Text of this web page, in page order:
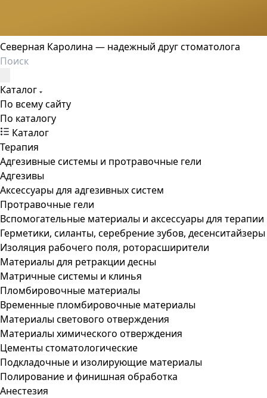
Северная Каролина — надежный друг стоматолога
Каталог
По всему сайту
По каталогу
Каталог
Терапия
Адгезивные системы и протравочные гели
Адгезивы
Аксессуары для адгезивных систем
Протравочные гели
Вспомогательные материалы и аксессуары для терапии
Герметики, силанты, серебрение зубов, десенситайзеры
Изоляция рабочего поля, роторасширители
Материалы для ретракции десны
Матричные системы и клинья
Пломбировочные материалы
Временные пломбировочные материалы
Материалы светового отверждения
Материалы химического отверждения
Цементы стоматологические
Подкладочные и изолирующие материалы
Полирование и финишная обработка
Анестезия